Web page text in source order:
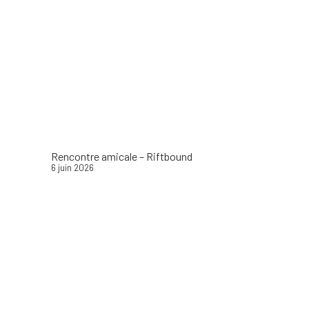
Rencontre amicale – Riftbound
6 juin 2026